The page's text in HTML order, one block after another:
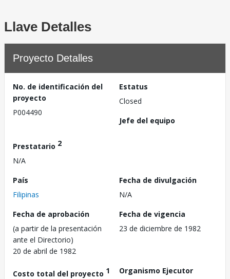
Llave Detalles
Proyecto Detalles
No. de identificación del
proyecto
P004490
Estatus
Closed
Jefe del equipo
Prestatario 2
N/A
País
Filipinas
Fecha de divulgación
N/A
Fecha de aprobación
(a partir de la presentación
ante el Directorio)
20 de abril de 1982
Fecha de vigencia
23 de diciembre de 1982
Costo total del proyecto 1
Organismo Ejecutor